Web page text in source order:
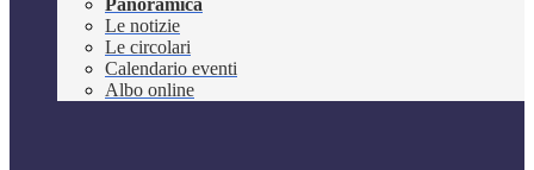
Panoramica
Le notizie
Le circolari
Calendario eventi
Albo online